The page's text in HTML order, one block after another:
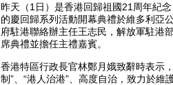
昨天（1日）是香港回歸祖國21周年紀
的慶回歸系列活動開幕典禮於維多利亞
府駐港聯絡辦主任王志民，解放軍駐港
席典禮並擔任主禮嘉賓。
香港特區行政長官林鄭月娥致辭時表示
制”、“港人治港”、高度自治，致力於